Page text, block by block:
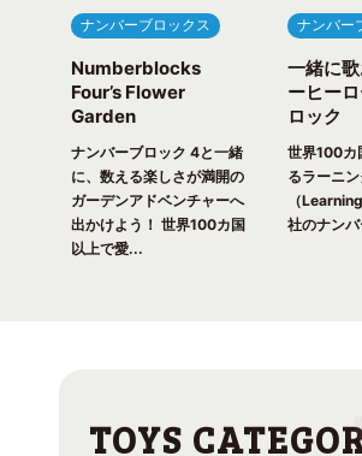
ナンバーブロックス
Numberblocks
Four’s Flower
Garden
ナンバーブロック 4と一緒
に、数える楽しさが満開の
ガーデンアドベンチャーへ
出かけよう！ 世界100カ国
以上で愛...
ナンバー
一緒に
ーヒー
ロック
世界100カ
るラーニ
（
社のナン